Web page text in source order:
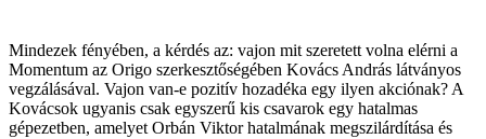
Mindezek fényében, a kérdés az: vajon mit szeretett volna elérni a
Momentum az Origo szerkesztőségében Kovács András látványos
vegzálásával. Vajon van-e pozitív hozadéka egy ilyen akciónak? A
Kovácsok ugyanis csak egyszerű kis csavarok egy hatalmas
gépezetben, amelyet Orbán Viktor hatalmának megszilárdítása és